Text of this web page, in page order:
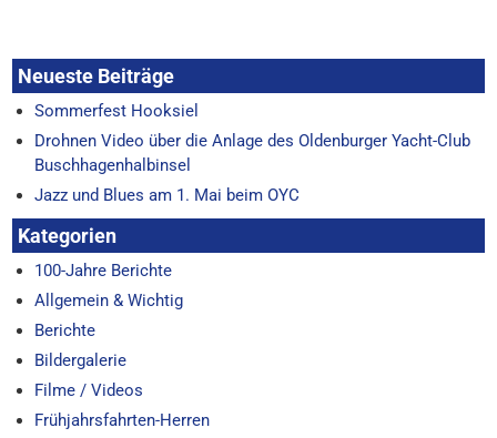
Neueste Beiträge
Sommerfest Hooksiel
Drohnen Video über die Anlage des Oldenburger Yacht-Club
Buschhagenhalbinsel
Jazz und Blues am 1. Mai beim OYC
Kategorien
100-Jahre Berichte
Allgemein & Wichtig
Berichte
Bildergalerie
Filme / Videos
Frühjahrsfahrten-Herren